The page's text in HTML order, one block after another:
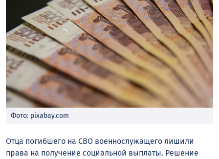
Фото: pixabay.com
Отца погибшего на СВО военнослужащего лишили
права на получение социальной выплаты. Решение